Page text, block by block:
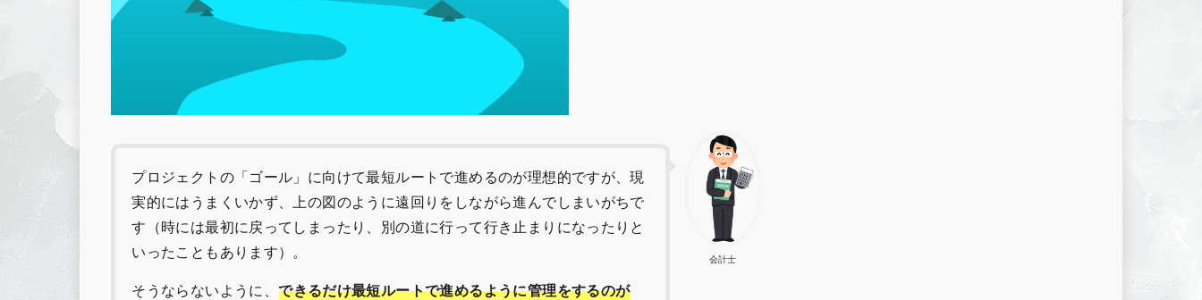
会計士
プロジェクトの「ゴール」に向けて最短ルートで進めるのが理想的ですが、現
実的にはうまくいかず、上の図のように遠回りをしながら進んでしまいがちで
す（時には最初に戻ってしまったり、別の道に行って行き止まりになったりと
いったこともあります）。
そうならないように、できるだけ最短ルートで進めるように管理をするのが